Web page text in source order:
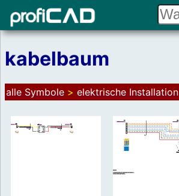
kabelbaum
alle Symbole > elektrische Installation